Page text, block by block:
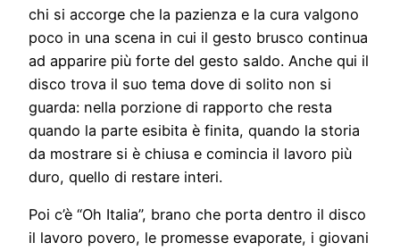
chi si accorge che la pazienza e la cura valgono
poco in una scena in cui il gesto brusco continua
ad apparire più forte del gesto saldo. Anche qui il
disco trova il suo tema dove di solito non si
guarda: nella porzione di rapporto che resta
quando la parte esibita è finita, quando la storia
da mostrare si è chiusa e comincia il lavoro più
duro, quello di restare interi.
Poi c’è “Oh Italia”, brano che porta dentro il disco
il lavoro povero, le promesse evaporate, i giovani